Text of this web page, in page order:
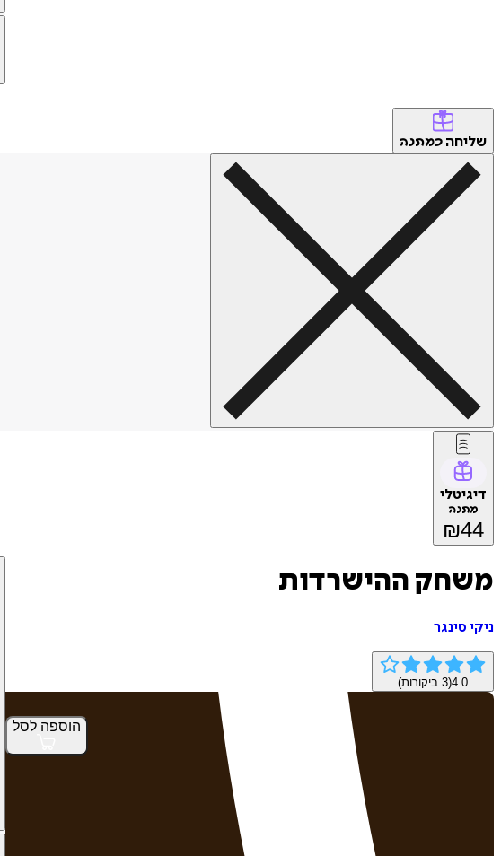
שליחה כמתנה
דיגיטלי
מתנה
₪44
הוספה לסל
משחק ההישרדות
ניקי סינגר
4.0
(
3 ביקורות)